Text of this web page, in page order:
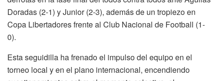
Doradas (2-1) y Junior (2-3), además de un tropiezo en
Copa Libertadores frente al Club Nacional de Football (1-
0).
Esta seguidilla ha frenado el impulso del equipo en el
torneo local y en el plano internacional, encendiendo